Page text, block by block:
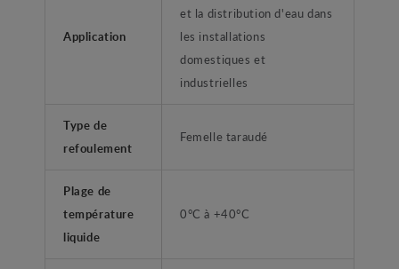
Application
et la distribution d'eau dans
les installations
domestiques et
industrielles
Type de
refoulement
Femelle taraudé
Plage de
température
liquide
0°C à +40°C